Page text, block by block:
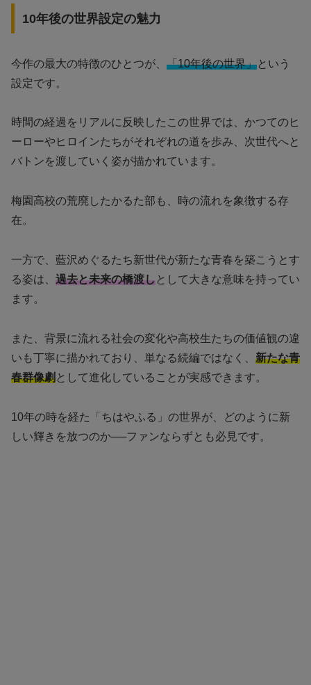
10年後の世界設定の魅力
今作の最大の特徴のひとつが、 「10年後の世界」という
設定です。
時間の経過をリアルに反映したこの世界では、かつてのヒ
ーローやヒロインたちがそれぞれの道を歩み、次世代へと
バトンを渡していく姿が描かれています。
梅園高校の荒廃したかるた部も、時の流れを象徴する存
在。
一方で、藍沢めぐるたち新世代が新たな青春を築こうとす
る姿は、 過去と未来の橋渡しとして大きな意味を持ってい
ます。
また、背景に流れる社会の変化や高校生たちの価値観の違
いも丁寧に描かれており、単なる続編ではなく、 新たな青
春群像劇として進化していることが実感できます。
10年の時を経た「ちはやふる」の世界が、どのように新
しい輝きを放つのか──ファンならずとも必見です。